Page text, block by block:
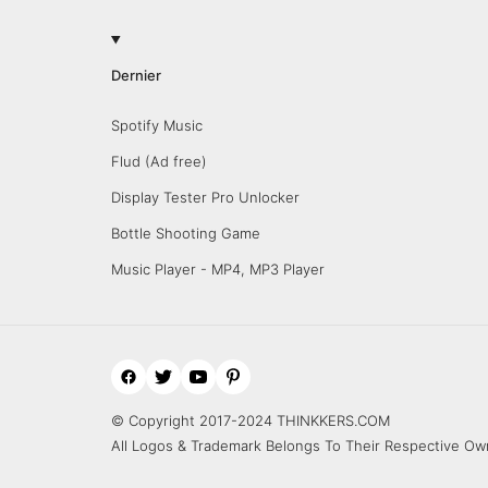
Dernier
Spotify Music
Flud (Ad free)
Display Tester Pro Unlocker
Bottle Shooting Game
Music Player - MP4, MP3 Player
© Copyright 2017-2024 THINKKERS.COM
All Logos & Trademark Belongs To Their Respective